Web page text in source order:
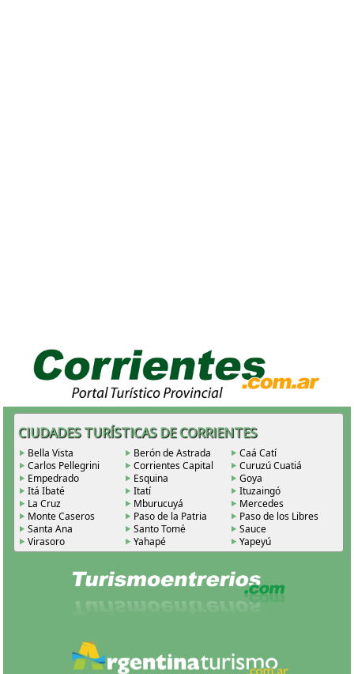
CIUDADES TURÍSTICAS DE CORRIENTES
Bella Vista Berón de Astrada
Caá Catí
Carlos Pellegrini
Corrientes Capital
Curuzú Cuatiá
Empedrado
Esquina
Goya
Itá Ibaté
Itatí
Ituzaingó
La Cruz
Mburucuyá
Mercedes
Monte Caseros
Paso de la Patria
Paso de los Libres
Santa Ana
Santo Tomé
Sauce
Virasoro
Yahapé Yapeyú